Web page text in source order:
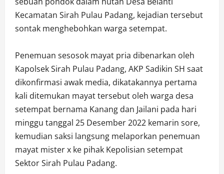
Kecamatan Sirah Pulau Padang, kejadian tersebut
sontak menghebohkan warga setempat.
Penemuan sesosok mayat pria dibenarkan oleh
Kapolsek Sirah Pulau Padang, AKP Sadikin SH saat
dikonfirmasi awak media, dikatakannya pertama
kali ditemukan mayat tersebut oleh warga desa
setempat bernama Kanang dan Jailani pada hari
minggu tanggal 25 Desember 2022 kemarin sore,
kemudian saksi langsung melaporkan penemuan
mayat mister x ke pihak Kepolisian setempat
Sektor Sirah Pulau Padang.